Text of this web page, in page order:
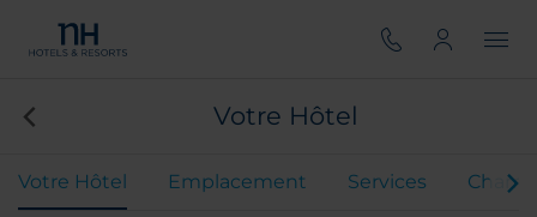
Votre Hôtel
Votre Hôtel Emplacement Services